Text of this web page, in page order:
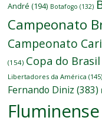
André (194) Botafogo (132)
Campeonato
Campeonato
(154) Copa do Brasil
Libertadores da América (145)
Fernando Diniz (383)
Fluminense